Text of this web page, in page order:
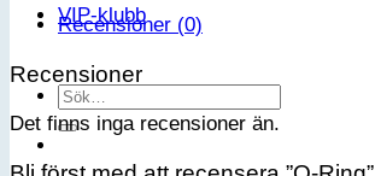
VIP-klubb
Sök
efter:
Recensioner (0)
Recensioner
Det finns inga recensioner än.